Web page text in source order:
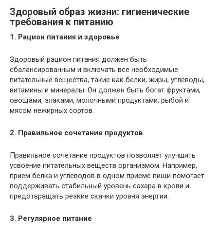
Здоровый образ жизни: гигиенические
требования к питанию
1. Рацион питания и здоровье
Здоровый рацион питания должен быть
сбалансированным и включать все необходимые
питательные вещества, такие как белки, жиры, углеводы,
витамины и минералы. Он должен быть богат фруктами,
овощами, злаками, молочными продуктами, рыбой и
мясом нежирных сортов.
2. Правильное сочетание продуктов
Правильное сочетание продуктов позволяет улучшить
усвоение питательных веществ организмом. Например,
прием белка и углеводов в одном приеме пищи помогает
поддерживать стабильный уровень сахара в крови и
предотвращать резкие скачки уровня энергии.
3. Регулярное питание